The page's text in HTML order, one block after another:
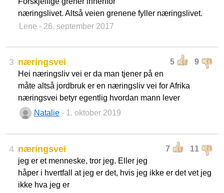
næringslivet. Altså veien grenene fyller næringslivet.
Lene - 26. september 2017
3 5 9
næringsvei
Hei næringsliv vei er da man tjener på en
måte altså jordbruk er en næringsliv vei for Afrika
næringsvei betyr egentlig hvordan mann lever
Natalie - 1. oktober 2019
4 7 11
næringsvei
jeg er et menneske, tror jeg. Eller jeg
håper i hvertfall at jeg er det, hvis jeg ikke er det vet jeg
ikke hva jeg er